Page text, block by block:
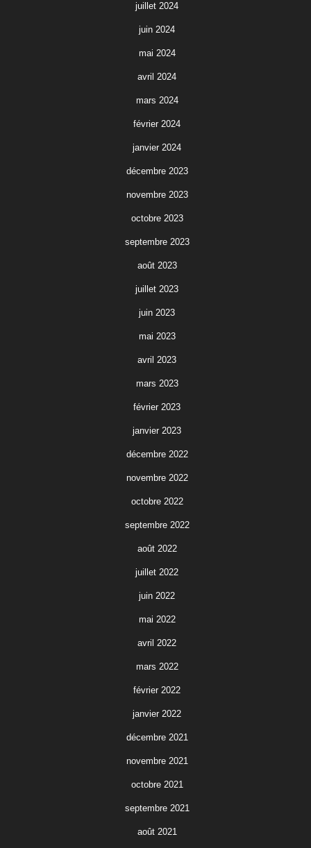
juillet 2024
juin 2024
mai 2024
avril 2024
mars 2024
février 2024
janvier 2024
décembre 2023
novembre 2023
octobre 2023
septembre 2023
août 2023
juillet 2023
juin 2023
mai 2023
avril 2023
mars 2023
février 2023
janvier 2023
décembre 2022
novembre 2022
octobre 2022
septembre 2022
août 2022
juillet 2022
juin 2022
mai 2022
avril 2022
mars 2022
février 2022
janvier 2022
décembre 2021
novembre 2021
octobre 2021
septembre 2021
août 2021